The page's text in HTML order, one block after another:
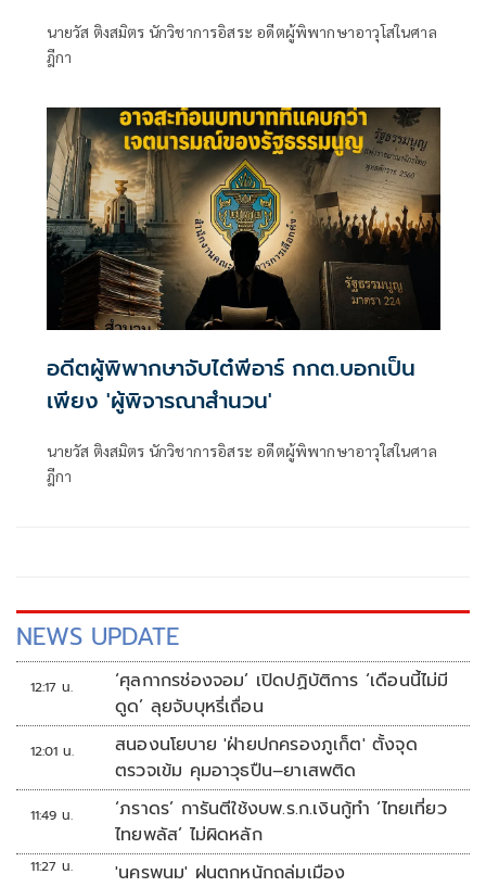
นายวัส ติงสมิตร นักวิชาการอิสระ อดีตผู้พิพากษาอาวุโสในศาล
ฎีกา
อดีตผู้พิพากษาจับไต๋พีอาร์ กกต.บอกเป็น
เพียง 'ผู้พิจารณาสำนวน'
นายวัส ติงสมิตร นักวิชาการอิสระ อดีตผู้พิพากษาอาวุใสในศาล
ฎีกา
NEWS UPDATE
12:17 น.
‘ศุลกากรช่องจอม’ เปิดปฏิบัติการ ‘เดือนนี้ไม่มี
ดูด’ ลุยจับบุหรี่เถื่อน
12:01 น.
สนองนโยบาย 'ฝ่ายปกครองภูเก็ต' ตั้งจุด
ตรวจเข้ม คุมอาวุธปืน–ยาเสพติด
11:49 น.
‘ภราดร’ การันตีใช้งบพ.ร.ก.เงินกู้ทำ ‘ไทยเที่ยว
ไทยพลัส’ ไม่ผิดหลัก
11:27 น. 'นครพนม' ฝนตกหนักถล่มเมือง